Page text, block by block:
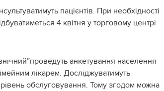
пацієнтів. При необхідності
4 квітня у торговому центрі
анкетування населення
лікарем. Досліджуватимуть
обслуговування. Тому згодом можна